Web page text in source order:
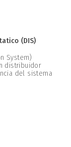
(DIS)
System)
distribuidor
del sistema